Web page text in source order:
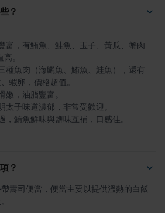
？
富，有鮪魚、鮭魚、玉子、黃瓜、蟹肉
種魚肉（海鱺魚、鮪魚、鮭魚），還有
，鮪魚鮮味與鹽味互補，口感佳。
？
壽司便當，便當主要以提供溫熱的白飯